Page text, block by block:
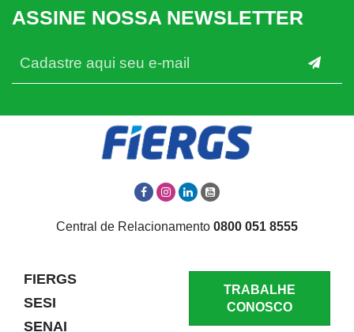
ASSINE NOSSA NEWSLETTER
Central de Relacionamento 0800 051 8555
FIERGS
SESI
SENAI
TRABALHE
CONOSCO